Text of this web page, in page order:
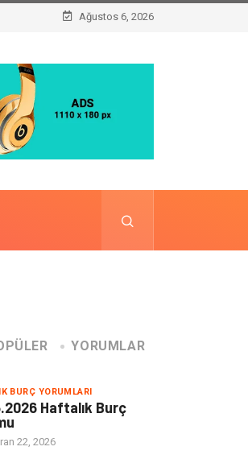
Ağustos 6, 2026
YORUMLAR
BURÇ YORUMLARI
Haftalık Burç
22, 2026